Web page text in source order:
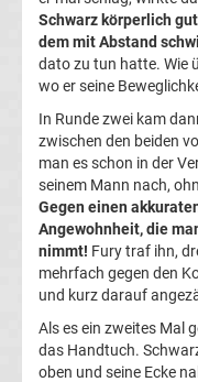
Champions
League
Ergebnisse
Europa
League
Tabelle
Europa
Schwarz körperlich
dem mit Abstand
dato zu tun hatte. Wie
wo er seine
In Runde zwei kam
zwischen den beiden
man es schon in der
seinem Mann nach,
Gegen einen
Angewohnheit, die
nimmt! Fury traf ihn,
mehrfach gegen den
und kurz darauf
Als es ein zweites Mal
das Handtuch.
oben und seine Ecke